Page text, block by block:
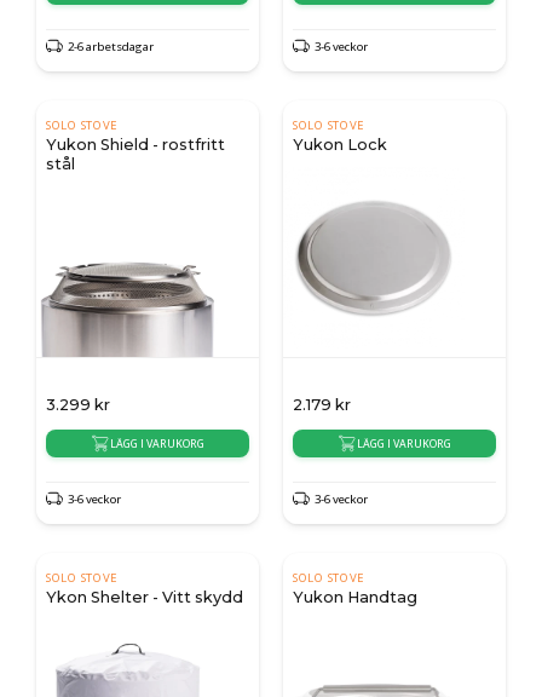
2-6 arbetsdagar 3-6 veckor
SOLO STOVE
Yukon Shield - rostfritt
stål
3.299 kr
LÄGG I VARUKORG
3-6 veckor
SOLO STOVE
Yukon Lock
2.179 kr
LÄGG I VARUKORG
3-6 veckor
SOLO STOVE
Ykon Shelter - Vitt skydd
SOLO STOVE
Yukon Handtag